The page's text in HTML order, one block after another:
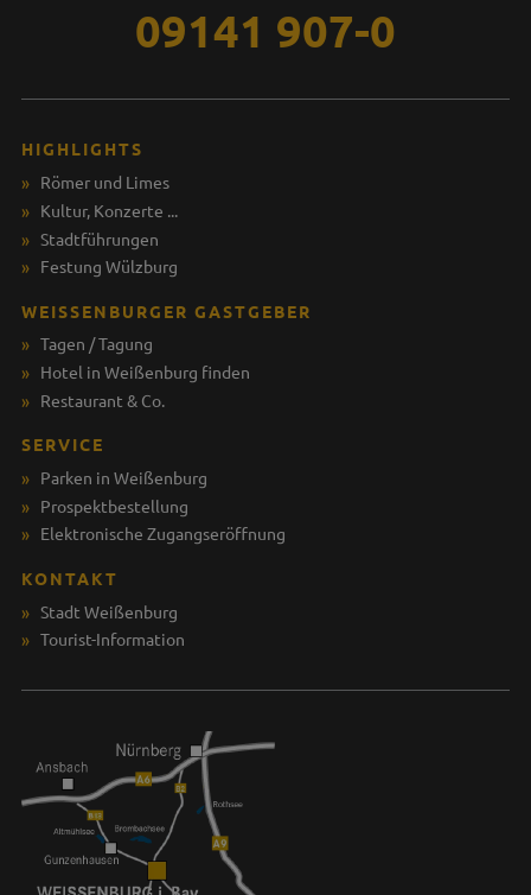
09141 907-0
HIGHLIGHTS
Römer und Limes
Kultur, Konzerte ...
Stadtführungen
Festung Wülzburg
WEISSENBURGER GASTGEBER
Tagen / Tagung
Hotel in Weißenburg finden
Restaurant & Co.
SERVICE
Parken in Weißenburg
Prospektbestellung
Elektronische Zugangseröffnung
KONTAKT
Stadt Weißenburg
Tourist-Information